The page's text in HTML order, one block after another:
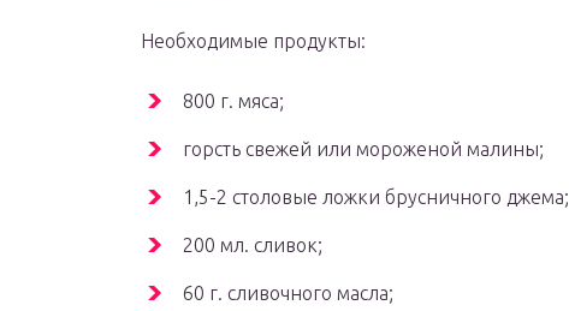
Необходимые продукты:
800 г. мяса;
горсть свежей или мороженой малины;
1,5-2 столовые ложки брусничного джема;
200 мл. сливок;
60 г. сливочного масла;